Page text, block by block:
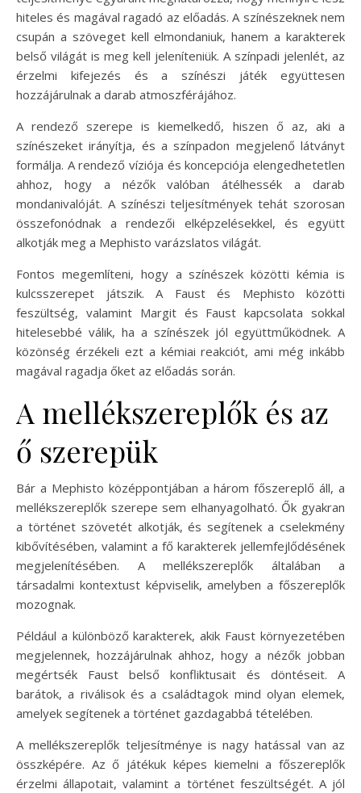
hiteles és magával ragadó az előadás. A színészeknek nem
csupán a szöveget kell elmondaniuk, hanem a karakterek
belső világát is meg kell jeleníteniük. A színpadi jelenlét, az
érzelmi kifejezés és a színészi játék együttesen
hozzájárulnak a darab atmoszférájához.
A rendező szerepe is kiemelkedő, hiszen ő az, aki a
színészeket irányítja, és a színpadon megjelenő látványt
formálja. A rendező víziója és koncepciója elengedhetetlen
ahhoz, hogy a nézők valóban átélhessék a darab
mondanivalóját. A színészi teljesítmények tehát szorosan
összefonódnak a rendezői elképzelésekkel, és együtt
alkotják meg a Mephisto varázslatos világát.
Fontos megemlíteni, hogy a színészek közötti kémia is
kulcsszerepet játszik. A Faust és Mephisto közötti
feszültség, valamint Margit és Faust kapcsolata sokkal
hitelesebbé válik, ha a színészek jól együttműködnek. A
közönség érzékeli ezt a kémiai reakciót, ami még inkább
magával ragadja őket az előadás során.
A mellékszereplők és az
ő szerepük
Bár a Mephisto középpontjában a három főszereplő áll, a
mellékszereplők szerepe sem elhanyagolható. Ők gyakran
a történet szövetét alkotják, és segítenek a cselekmény
kibővítésében, valamint a fő karakterek jellemfejlődésének
megjelenítésében. A mellékszereplők általában a
társadalmi kontextust képviselik, amelyben a főszereplők
mozognak.
Például a különböző karakterek, akik Faust környezetében
megjelennek, hozzájárulnak ahhoz, hogy a nézők jobban
megértsék Faust belső konfliktusait és döntéseit. A
barátok, a riválisok és a családtagok mind olyan elemek,
amelyek segítenek a történet gazdagabbá tételében.
A mellékszereplők teljesítménye is nagy hatással van az
összképére. Az ő játékuk képes kiemelni a főszereplők
érzelmi állapotait, valamint a történet feszültségét. A jól